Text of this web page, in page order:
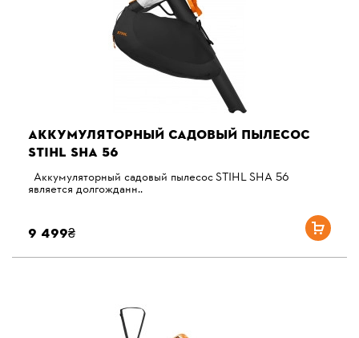
АККУМУЛЯТОРНЫЙ САДОВЫЙ ПЫЛЕСОС
STIHL SHA 56
Аккумуляторный садовый пылесос STIHL SHA 56
является долгожданн..
9 499₴